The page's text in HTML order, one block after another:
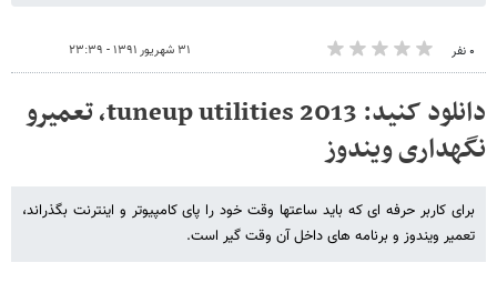
۰ نفر ۳۱ شهریور ۱۳۹۱ - ۲۳:۳۹
دانلود کنید: tuneup utilities 2013، تعمیرو
نگهداری ویندوز
برای کاربر حرفه ای که باید ساعتها وقت خود را پای کامپیوتر و اینترنت بگذراند،
تعمیر ویندوز و برنامه های داخل آن وقت گیر است.